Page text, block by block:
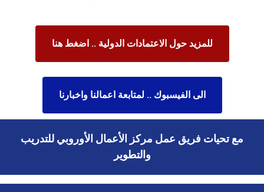
للمزيد حول الاعتمادات الدولية .. اضغط هنا
الى الفيسبوك .. لمتابعة اعمالنا واخبارنا
مع تحيات فريق عمل مركز الأعمال الأوروبي للتدريب
والتطوير